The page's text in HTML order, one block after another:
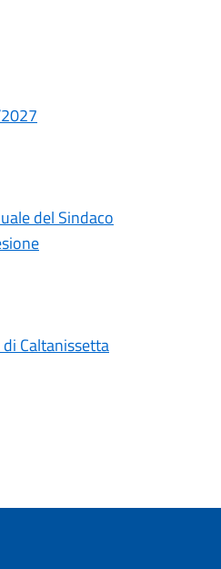
del Sindaco
Caltanissetta